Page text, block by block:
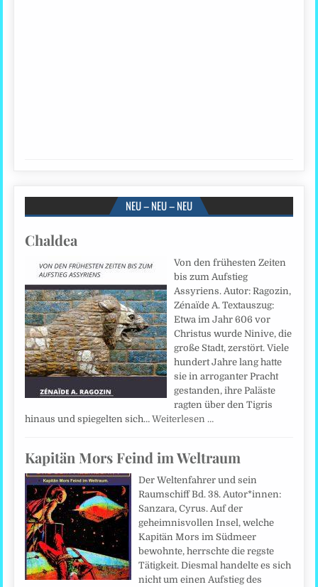
NEU – NEU – NEU
Chaldea
Von den frühesten Zeiten
bis zum Aufstieg
Assyriens. Autor: Ragozin,
Zénaïde A. Textauszug:
Etwa im Jahr 606 vor
Christus wurde Ninive, die
große Stadt, zerstört. Viele
hundert Jahre lang hatte
sie in arroganter Pracht
gestanden, ihre Paläste
ragten über den Tigris
hinaus und spiegelten sich…Weiterlesen …
Kapitän Mors Feind im Weltraum
Der Weltenfahrer und sein
Raumschiff Bd. 38. Autor*innen:
Sanzara, Cyrus. Auf der
geheimnisvollen Insel, welche
Kapitän Mors im Südmeer
bewohnte, herrschte die regste
Tätigkeit. Diesmal handelte es sich
nicht um einen Aufstieg des